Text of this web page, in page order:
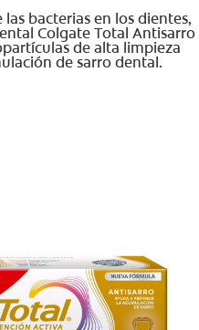
bacterias en los dientes,
Colgate Total Antisarro
de alta limpieza
de sarro dental.